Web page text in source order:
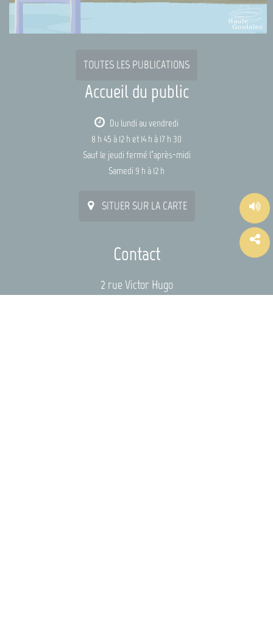
TOUTES LES PUBLICATIONS
Accueil du public
Du lundi au vendredi
8 h 45 à 12 h et 14 h à 17 h 30
Sauf le jeudi fermé l’après-midi
Samedi 9 h à 12 h
SITUER SUR LA CARTE
Contact
2 rue Victor Hugo
44115 HAUTE-GOULAINE